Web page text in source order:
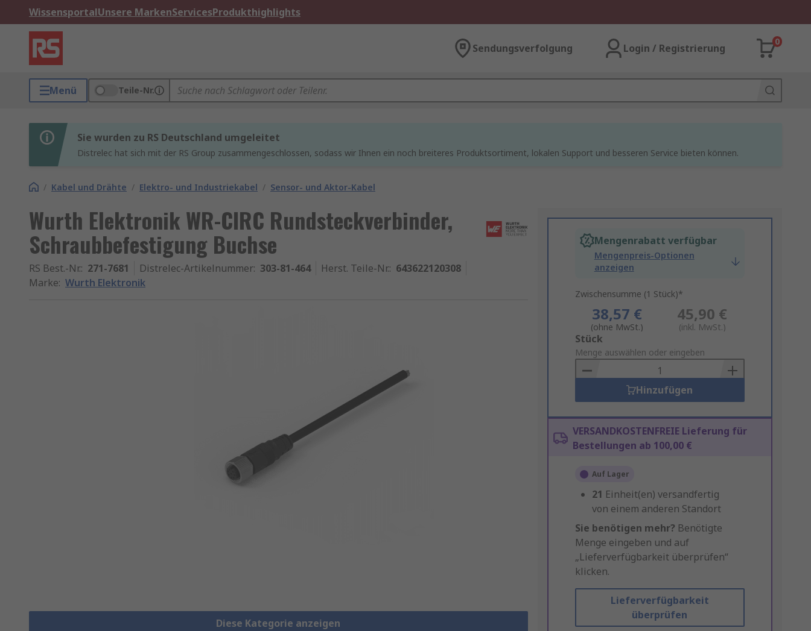
WissensportalUnsere MarkenServicesProdukthighlights
Sendungsverfolgung Login / Registrierung
0
Menü Teile-Nr.
Sie wurden zu RS Deutschland umgeleitet
Distrelec hat sich mit der RS Group zusammengeschlossen, sodass wir Ihnen ein noch breiteres Produktsortiment, lokalen Support und besseren Service bieten können.
/ Kabel und Drähte / Elektro- und Industriekabel / Sensor- und Aktor-Kabel
Wurth Elektronik WR-CIRC Rundsteckverbinder,
Schraubbefestigung Buchse
RS Best.-Nr.: 271-7681 Distrelec-Artikelnummer: 303-81-464 Herst. Teile-Nr.: 643622120308
Marke: Wurth Elektronik
Diese Kategorie anzeigen
Mengenrabatt verfügbar
Mengenpreis-Optionen
anzeigen
Zwischensumme (1 Stück)*
38,57 €
(ohne MwSt.)
45,90 €
(inkl. MwSt.)
Add
to
Basket
Stück
Menge auswählen oder eingeben
Hinzufügen
VERSANDKOSTENFREIE Lieferung für
Bestellungen ab 100,00 €
Auf Lager
21 Einheit(en) versandfertig
von einem anderen Standort
Sie benötigen mehr? Benötigte
Menge eingeben und auf
„Lieferverfügbarkeit überprüfen“
klicken.
Lieferverfügbarkeit
überprüfen